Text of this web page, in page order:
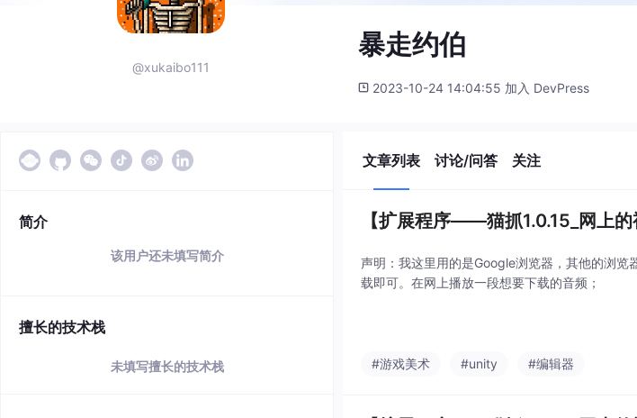
@xukaibo111
暴走约伯
2023-10-24 14:04:55 加入 DevPress
简介
该用户还未填写简介
擅长的技术栈
未填写擅长的技术栈
文章列表 讨论/问答 关注
【扩展程序——猫抓1.0.15_网上的
声明：我这里用的是Google浏览器，其他的浏
载即可。在网上播放一段想要下载的音频；
#游戏美术 #unity #编辑器